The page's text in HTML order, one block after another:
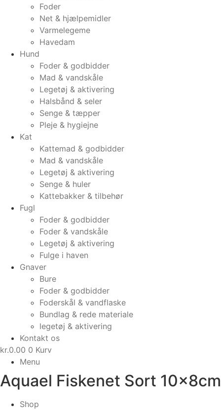
Foder
Net & hjælpemidler
Varmelegeme
Havedam
Hund
Foder & godbidder
Mad & vandskåle
Legetøj & aktivering
Halsbånd & seler
Senge & tæpper
Pleje & hygiejne
Kat
Kattemad & godbidder
Mad & vandskåle
Legetøj & aktivering
Senge & huler
Kattebakker & tilbehør
Fugl
Foder & godbidder
Foder & vandskåle
Legetøj & aktivering
Fulge i haven
Gnaver
Bure
Foder & godbidder
Foderskål & vandflaske
Bundlag & rede materiale
legetøj & aktivering
Kontakt os
kr.0.00 0 Kurv
Menu
Aquael Fiskenet Sort 10x8cm
Shop